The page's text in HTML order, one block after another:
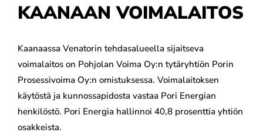
KAANAAN VOIMALAITOS
Kaanaassa Venatorin tehdasalueella sijaitseva
voimalaitos on Pohjolan Voima Oy:n tytäryhtiön Porin
Prosessivoima Oy:n omistuksessa. Voimalaitoksen
käytöstä ja kunnossapidosta vastaa Pori Energian
henkilöstö. Pori Energia hallinnoi 40,8 prosenttia yhtiön
osakkeista.